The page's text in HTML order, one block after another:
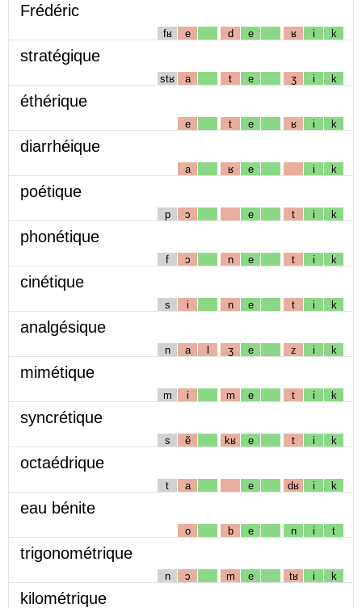
Frédéric
fʁ e d e ʁ i k
stratégique
stʁ a t e ʒ i k
éthérique
e t e ʁ i k
diarrhéique
a ʁ e i k
poétique
p ɔ e t i k
phonétique
f ɔ n e t i k
cinétique
s i n e t i k
analgésique
n a l ʒ e z i k
mimétique
m i m e t i k
syncrétique
s ẽ kʁ e t i k
octaédrique
t a e dʁ i k
eau bénite
o b e n i t
trigonométrique
n ɔ m e tʁ i k
kilométrique